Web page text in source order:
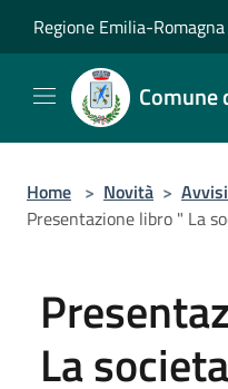
Regione Emilia-Romagna
Comune
Home > Novità > Avvisi
Presentazione libro " La
La